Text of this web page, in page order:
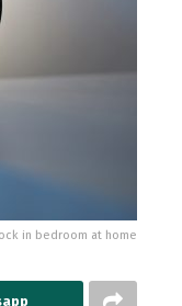
in bedroom at home